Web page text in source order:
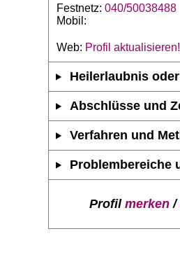
Festnetz: 040/50038488
Mobil:
Web: Profil aktualisieren!
Heilerlaubnis
Abschlüsse und
Verfahren und
Problembereiche
Profil merken/